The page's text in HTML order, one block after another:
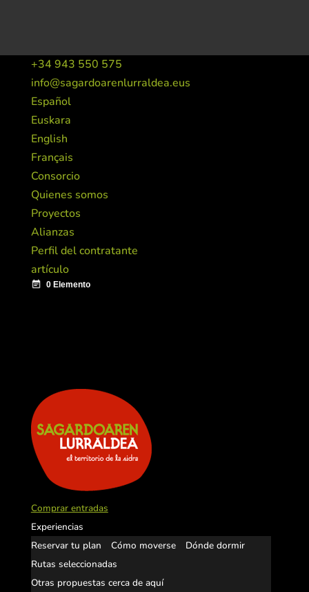
+34 943 550 575
info@sagardoarenlurraldea.eus
Español
Euskara
English
Français
Consorcio
Quienes somos
Proyectos
Alianzas
Perfil del contratante
artículo
Comprar entradas
Experiencias
Reservar tu plan
Cómo moverse
Dónde dormir
Rutas seleccionadas
Otras propuestas cerca de aquí